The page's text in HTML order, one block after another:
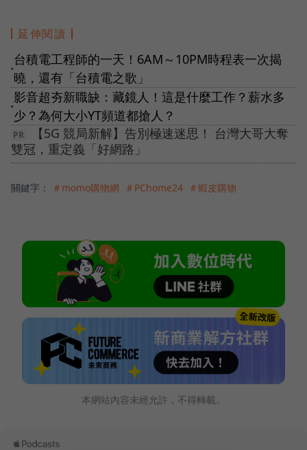
延伸閱讀
●
台積電工程師的一天！6AM～10PM時程表一次揭
曉，還有「台積電之歌」
●
影音超夯新職缺：藏鏡人！這是什麼工作？薪水多
少？為何大小YT頻道都搶人？
【5G 競局新解】告別極速迷思！ 台灣大哥大奪
雙冠，重定義「好網路」
關鍵字： ＃momo購物網 ＃PChome24 ＃蝦皮購物
本網站內容未經允許，不得轉載。